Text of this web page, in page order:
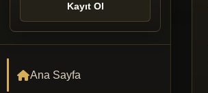
Kayıt Ol
Ana Sayfa